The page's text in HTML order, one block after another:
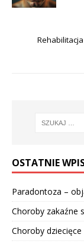
OSTATNIE
Paradontoza –
Choroby zakaźne
Choroby